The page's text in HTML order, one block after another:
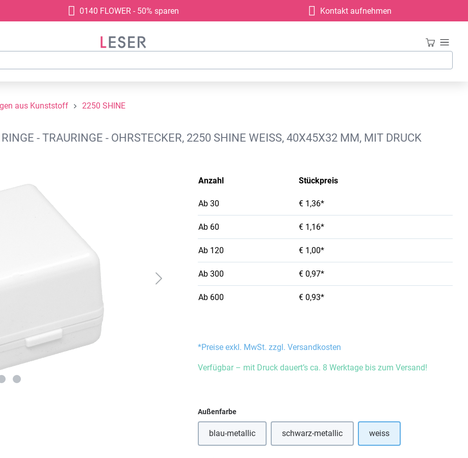
0140 FLOWER - 50% sparen Kontakt aufnehmen
aus Kunststoff 2250 SHINE
- TRAURINGE - OHRSTECKER, 2250 SHINE WEISS, 40X45X32 MM, MIT DRUCK
Anzahl Stückpreis
Ab 30 € 1,36*
Ab 60 € 1,16*
Ab 120 € 1,00*
Ab 300 € 0,97*
Ab 600 € 0,93*
*Preise exkl. MwSt. zzgl. Versandkosten
Verfügbar – mit Druck dauert’s ca. 8 Werktage bis zum Versand!
Außenfarbeauswählen
blau-metallic schwarz-metallic(Diese Option ist zurzeit nicht verfügbar.)
weiss